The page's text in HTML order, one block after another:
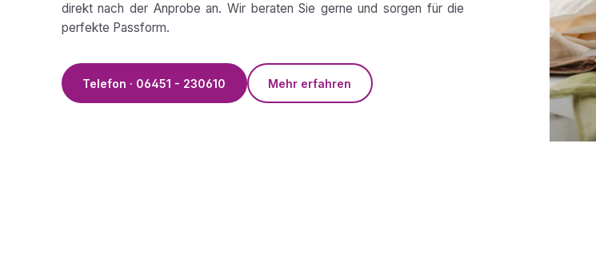
direkt nach der Anprobe an. Wir beraten Sie gerne und sorgen für die
perfekte Passform.
Telefon · 06451 - 230610 Mehr erfahren